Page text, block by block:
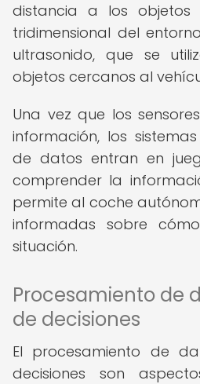
distancia a los
tridimensional del
ultrasonido, que se
objetos cercanos al
Una vez que los
información, los
de datos entran en
comprender la
permite al coche
informadas sobre
situación.
Procesamiento de
de decisiones
El procesamiento de
decisiones son